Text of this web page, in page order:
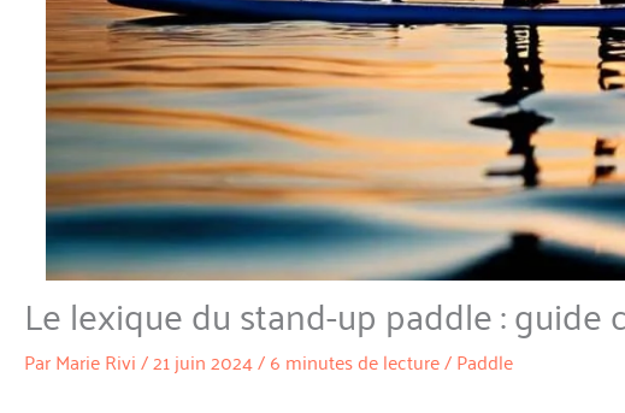
Le lexique du stand-up paddle :
ParMarie Rivi/21 juin 2024/6 minutes de lecture/Paddle